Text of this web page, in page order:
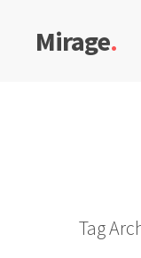
Mirage.
Tag